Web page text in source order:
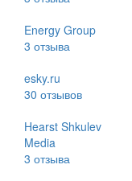
Energy Group
3 отзыва
esky.ru
30 отзывов
Hearst Shkulev
Media
3 отзыва